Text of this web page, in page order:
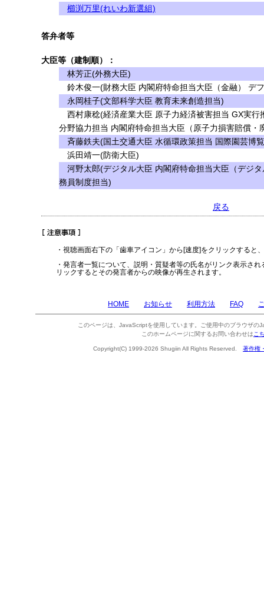
櫛渕万里(れいわ新選組)
答弁者等
大臣等（建制順）：
林芳正(外務大臣)
鈴木俊一(財務大臣 内閣府特命担当大臣（金融） デ
永岡桂子(文部科学大臣 教育未来創造担当)
西村康稔(経済産業大臣 原子力経済被害担当 GX実行
分野協力担当 内閣府特命担当大臣（原子力損害賠償・
斉藤鉄夫(国土交通大臣 水循環政策担当 国際園芸博
浜田靖一(防衛大臣)
河野太郎(デジタル大臣 内閣府特命担当大臣（デジ
務員制度担当)
戻る
・視聴画面右下の「歯車アイコン」から[速度]をクリックすると
・発言者一覧について、説明・質疑者等の氏名がリンク表示さ
リックするとその発言者からの映像が再生されます。
HOME お知らせ 利用方法 FAQ
このページは、JavaScriptを使用しています。ご使用中のブラウザの
このホームページに関するお問い合わせは こ
Copyright(C) 1999-2026 Shugiin All Rights Reserved. 著作権